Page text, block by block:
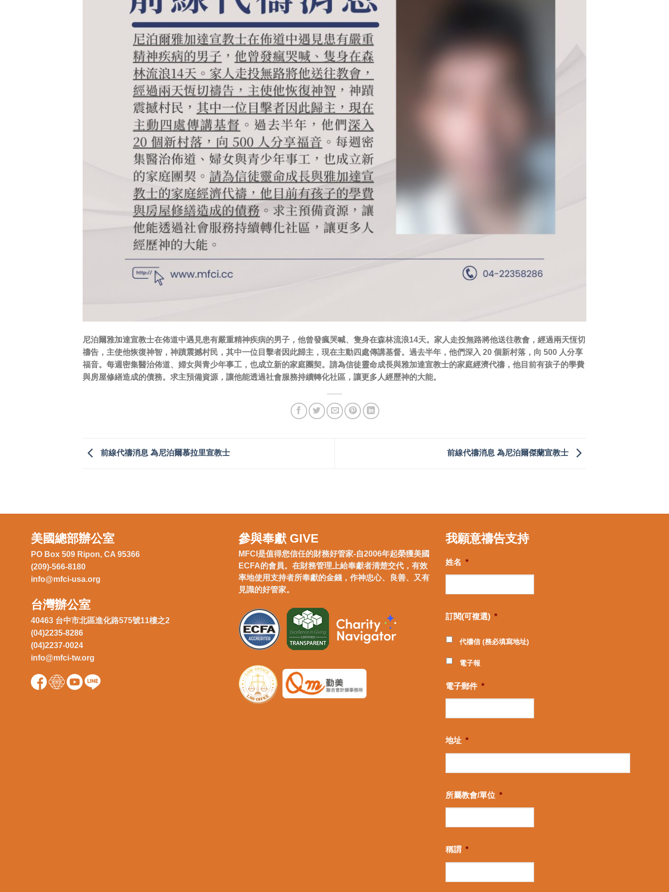
尼泊爾雅加達宣教士在佈道中遇見患有嚴重精神疾病的男子，他曾發瘋哭喊、隻身在森林流浪14天。家人走投無路將他送往教會，經過兩天恆切
禱告，主使他恢復神智，神蹟震撼村民，其中一位目擊者因此歸主，現在主動四處傳講基督。過去半年，他們深入 20 個新村落，向 500 人分享
福音。每週密集醫治佈道、婦女與青少年事工，也成立新的家庭團契。請為信徒靈命成長與雅加達宣教士的家庭經濟代禱，他目前有孩子的學費
與房屋修繕造成的債務。求主預備資源，讓他能透過社會服務持續轉化社區，讓更多人經歷神的大能。
前線代禱消息 為尼泊爾慕拉里宣教士 前線代禱消息 為尼泊爾傑蘭宣教士
美國總部辦公室
PO Box 509 Ripon, CA 95366
(209)-566-8180
info@mfci-usa.org
台灣辦公室
40463 台中市北區進化路575號11樓之2
(04)2235-8286
(04)2237-0024
info@mfci-tw.org
參與奉獻 GIVE
MFCI是值得您信任的財務好管家-自2006年起榮獲美國
ECFA的會員。在財務管理上給奉獻者清楚交代，有效
率地使用支持者所奉獻的金錢，作神忠心、良善、又有
見識的好管家。
我願意禱告支持
姓名 *
訂閱(可複選) *
代禱信 (務必填寫地址)
電子報
電子郵件 *
地址 *
所屬教會/單位 *
稱謂 *